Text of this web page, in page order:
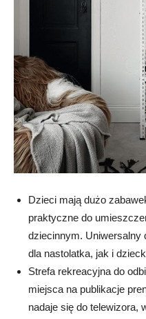
Dzieci mają dużo
praktyczne do
dziecinnym. Uniwersalny
dla nastolatka, jak i
Strefa rekreacyjna do
miejsca na publikacje
nadaje się do telewizora,